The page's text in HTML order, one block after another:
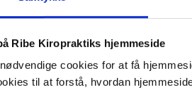
Ribe Kiropraktiks hjemmeside
cookies for at få
til at forstå, hvordan
også kaldet for